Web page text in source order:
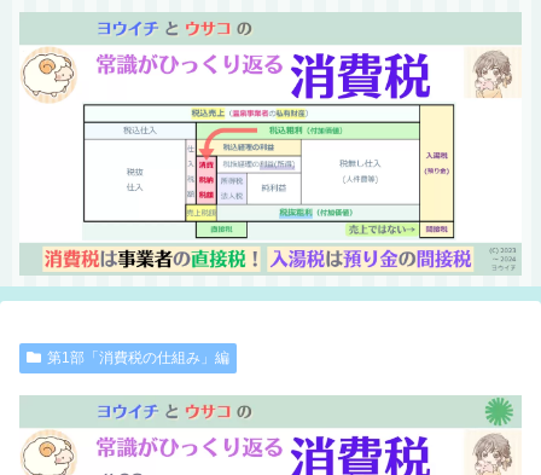
第1部「消費税の仕組み」編